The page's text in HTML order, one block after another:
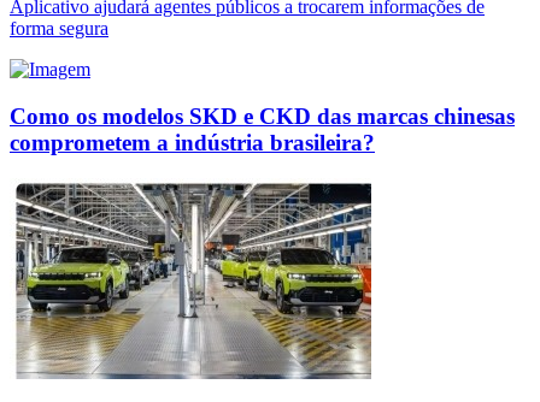
Aplicativo ajudará agentes públicos a trocarem informações de
forma segura
Como os modelos SKD e CKD das marcas chinesas
comprometem a indústria brasileira?